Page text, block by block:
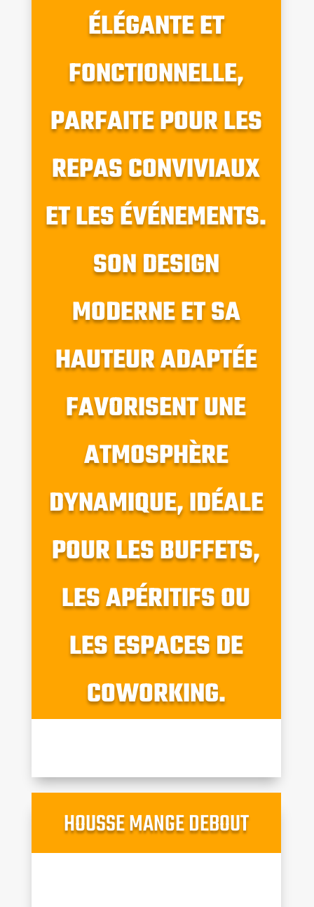
ÉLÉGANTE ET
FONCTIONNELLE,
PARFAITE POUR LES
REPAS CONVIVIAUX
ET LES ÉVÉNEMENTS.
SON DESIGN
MODERNE ET SA
HAUTEUR ADAPTÉE
FAVORISENT UNE
ATMOSPHÈRE
DYNAMIQUE, IDÉALE
POUR LES BUFFETS,
LES APÉRITIFS OU
LES ESPACES DE
COWORKING.
HOUSSE MANGE DEBOUT